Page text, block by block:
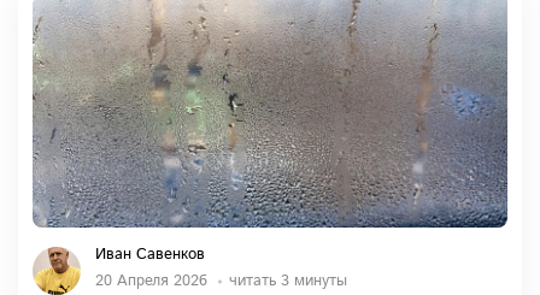
Иван Савенков
20 Апреля 2026
читать 3 минуты